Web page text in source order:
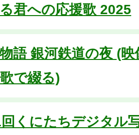
君への応援歌 2025
語 銀河鉄道の夜 (
で綴る)
くにたちデジタル